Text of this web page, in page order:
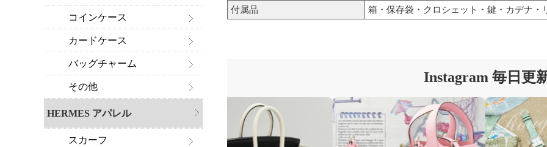
付属品
箱・保存袋・クロシェット・鍵・カデナ・
Instagram 毎日更
コインケース
カードケース
バッグチャーム
その他
HERMES アパレル
スカーフ